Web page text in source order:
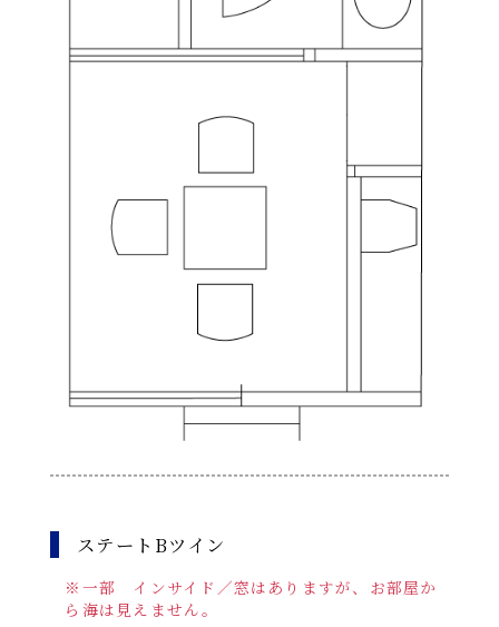
ステートBツイン
※一部 インサイド／窓はありますが、お部屋か
ら海は見えません。